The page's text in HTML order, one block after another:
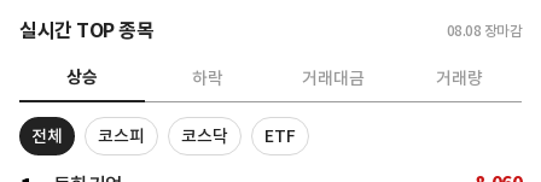
실시간 TOP 종목 08.08 장마감
상승 하락 거래대금 거래량
전체 코스피 코스닥 ETF